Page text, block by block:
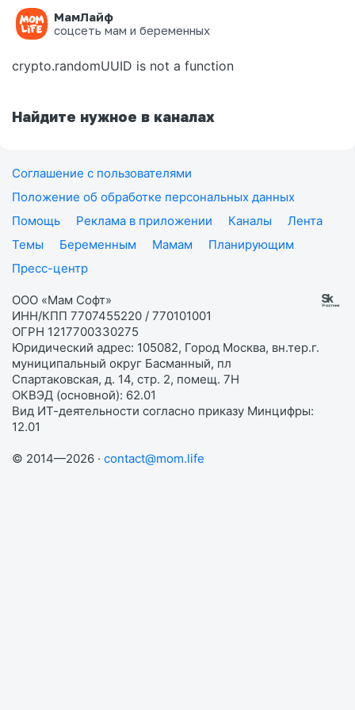
МамЛайф
соцсеть мам и беременных
Ошибка на странице
crypto.randomUUID is not a function
Найдите нужное в каналах
Соглашение с пользователями
Положение об обработке персональных данных
Помощь
Реклама в приложении Каналы
Лента
Темы
Беременным Мамам
Планирующим
Пресс-центр
ООО «Мам Софт»
ИНН/КПП 7707455220 / 770101001
ОГРН 1217700330275
Юридический адрес: 105082, Город Москва, вн.тер.г.
муниципальный округ Басманный, пл
Спартаковская, д. 14, стр. 2, помещ. 7Н
ОКВЭД (основной): 62.01
Вид ИТ-деятельности согласно приказу Минцифры:
12.01
© 2014—2026 · contact@mom.life